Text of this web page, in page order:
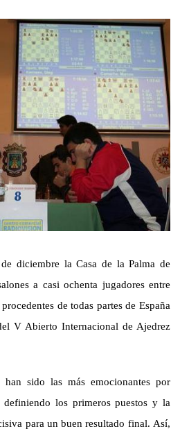
diciembre la Casa de la Palma de
a casi ochenta jugadores entre
de todas partes de España
V Abierto Internacional de Ajedrez
han sido las más emocionantes por
definiendo los primeros puestos y la
para un buen resultado final. Así,